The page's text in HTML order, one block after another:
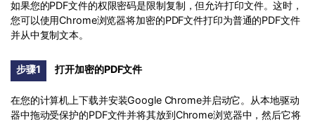
如果您的PDF文件的权限密码是限制复制，但允许打印文件。这时，
您可以使用Chrome浏览器将加密的PDF文件打印为普通的PDF文件
并从中复制文本。
步骤1 打开加密的PDF文件
在您的计算机上下载并安装Google Chrome并启动它。从本地驱动
器中拖动受保护的PDF文件并将其放到Chrome浏览器中，然后它将